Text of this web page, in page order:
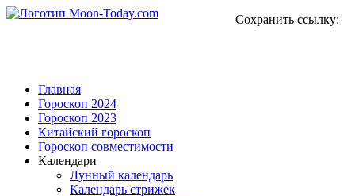
Сохранить ссылку:
Главная
Гороскоп 2024
Гороскоп 2023
Китайский гороскоп
Гороскоп совместимости
Календари
Лунный календарь
Календарь стрижек